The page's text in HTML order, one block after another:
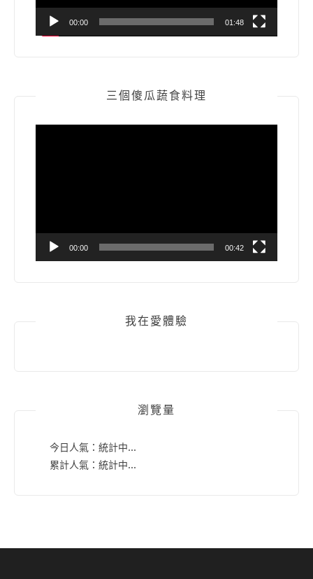
00:00 01:48
三個傻瓜蔬食料理
00:00 00:42
我在愛體驗
瀏覽量
今日人氣： 統計中...
累計人氣： 統計中...